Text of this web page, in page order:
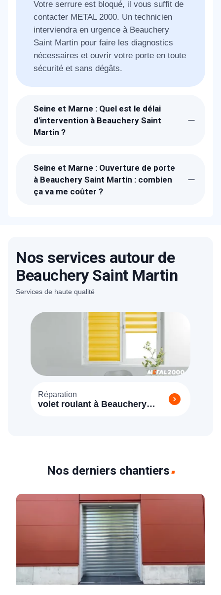
Votre serrure est bloqué, il vous suffit de
contacter METAL 2000. Un technicien
interviendra en urgence à Beauchery
Saint Martin pour faire les diagnostics
nécessaires et ouvrir votre porte en toute
sécurité et sans dégâts.
Seine et Marne : Quel est le délai
d'intervention à Beauchery Saint
Martin ?
Beauchery Saint Martin en 30 min pour
vous dépanner.
Seine et Marne : Ouverture de porte
à Beauchery Saint Martin : combien
ça va me coûter ?
sur place après avoir estimé la charge du
travail nécessaire.
Nos services autour de
Beauchery Saint Martin
Services de haute qualité
Réparation
volet roulant à Beauchery
Nos derniers chantiers